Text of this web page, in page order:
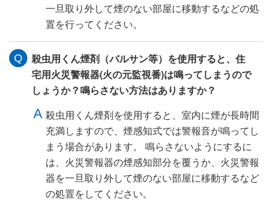
一旦取り外して煙のない部屋に移動するなどの処
置を行ってください。
殺虫用くん煙剤（バルサン等）を使用すると、住
宅用火災警報器(火の元監視番)は鳴ってしまうので
しょうか？鳴らさない方法はありますか？
殺虫用くん煙剤を使用すると、室内に煙が長時間
充満しますので、煙感知式では警報音が鳴ってし
まう場合があります。 鳴らさないようにするに
は、火災警報器の煙感知部分を覆うか、火災警報
器を一旦取り外して煙のない部屋に移動するなど
の処置をしてください。